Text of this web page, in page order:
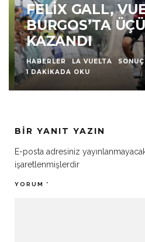
FELIX GALL,
BURGOS’TA
KAZANDI
HABERLER LA VUELTA
1 DAKIKADA OKU
BIR YANIT YAZIN
E-posta adresiniz
işaretlenmişlerdir
YORUM *